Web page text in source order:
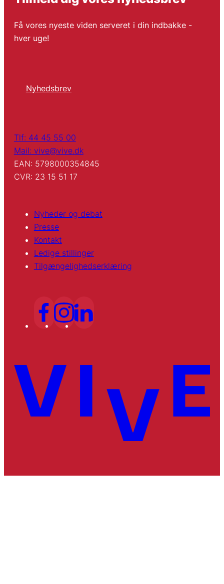
Få vores nyeste viden serveret i din indbakke -
hver uge!
Nyhedsbrev
Tlf: 44 45 55 00
Mail: vive@vive.dk
EAN: 5798000354845
CVR: 23 15 51 17
Nyheder og debat
Presse
Kontakt
Ledige stillinger
Tilgængelighedserklæring